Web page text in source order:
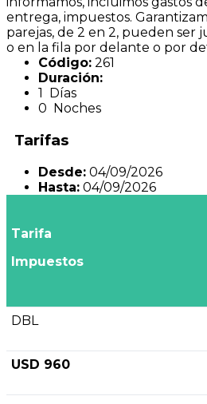
entrega, impuestos.
parejas, de 2 en 2, pueden ser
o en la fila por delante o por
Código: 261
Duración:
1 Días
0 Noches
Tarifas
Desde: 04/09/2026
Hasta: 04/09/2026
Tarifa
Impuestos
DBL
USD 960